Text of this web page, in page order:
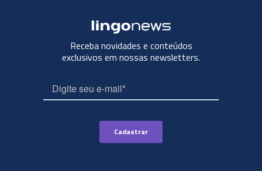
Receba novidades e conteúdos
exclusivos em nossas newsletters.